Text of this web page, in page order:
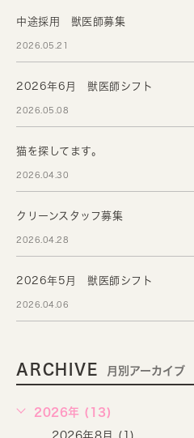
中途採用 獣医師募集
2026.05.21
2026年6月 獣医師シフト
2026.05.08
猫を探してます。
2026.04.30
クリーンスタッフ募集
2026.04.28
2026年5月 獣医師シフト
2026.04.06
ARCHIVE 月別アーカイブ
2026年 (13)
2026年8月 (1)